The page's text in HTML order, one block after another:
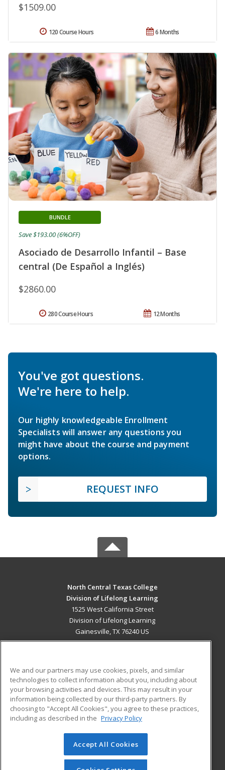
$1509.00
6 Months
120 Course Hours
Asociado de Desarrollo Infantil – Base
central (De Español a Inglés)
BUNDLE
$2860.00
Save $193.00 (6%OFF)
12 Months
280 Course Hours
You've got questions.
We're here to help.
Our highly knowledgeable Enrollment
Specialists will answer any questions you
might have about the course and payment
options.
REQUEST INFO
North Central Texas College
Division of Lifelong Learning
1525 West California Street
Division of Lifelong Learning
Gainesville, TX 76240 US
ADDITIONAL RESOURCES
Military
Financial Assistance
Help
Student Blog
© 2026 ed2go, a division of Cengage Learning. All rights
reserved. The material on this site cannot be reproduced or
We and our partners may use cookies, pixels, and similar
technologies to collect information about you, including about
your browsing activities and devices. This may result in your
information being collected by our third-party partners. By
choosing to "Accept All Cookies", you agree to these practices,
including as described in the Privacy Policy
Accept All Cookies